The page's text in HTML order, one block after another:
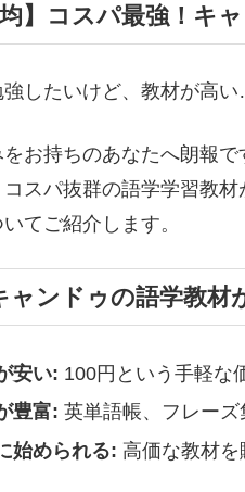
均】コスパ最強！キ
強したいけど、教材が高
お持ちのあなたへ朗報
スパ抜群の語学学習教
てご紹介します。
ャンドゥの語学教材
安い: 100円という手軽な
豊富: 英単語帳、フレーズ
始められる: 高価な教材を